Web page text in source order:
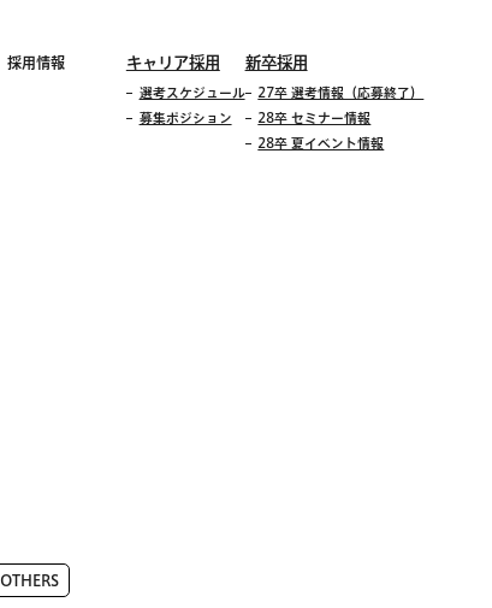
採用情報 キャリア採用
選考スケジュール
募集ポジション
新卒採用
27卒 選考情報（応募終了）
28卒 セミナー情報
28卒 夏イベント情報
OTHERS